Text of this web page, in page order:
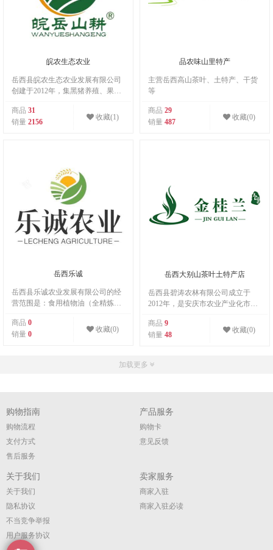
皖农生态农业
岳西县皖农生态农业发展有限公司
创建于2012年，集黑猪养殖、果蔬
现代化庄园，致力于乡村农业绿色
发展，以绿色、生态、环保为宗
益与社会效益的统一。公司以安徽
岳西特色产品主题命名的“皖岳山
耕“为商标，将公司产品80%已上销
往江浙沪等长三角地区。
商品 31
销量 2156
收藏(1)
品农味山里特产
主营岳西高山茶叶、土特产、干货
等
商品 29
销量 487
收藏(0)
岳西乐诚
岳西县乐诚农业发展有限公司的经
营范围是：食用植物油（全精炼）
购、销售；绿化苗木、经济苗木、
花卉种植、销售；中药材种植、收
商品 0
销量 0
收藏(0)
岳西大别山茶叶土特产店
岳西县碧涛农林有限公司成立于
2012年，是安庆市农业产业化市级
业、爱心企业、注册资本500万元。
致力于绿色环保的理念，专注于绿
商品 9
销量 48
收藏(0)
加载更多
购物指南
购物流程
支付方式
售后服务
产品服务
购物卡
意见反馈
关于我们
关于我们
隐私协议
不当竞争举报
用户服务协议
卖家服务
商家入驻
商家入驻必读